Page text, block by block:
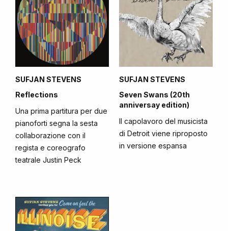
SUFJAN STEVENS
Reflections
Una prima partitura per due
pianoforti segna la sesta
collaborazione con il
regista e coreografo
teatrale Justin Peck
SUFJAN STEVENS
Seven Swans (20th
anniversay edition)
Il capolavoro del musicista
di Detroit viene riproposto
in versione espansa